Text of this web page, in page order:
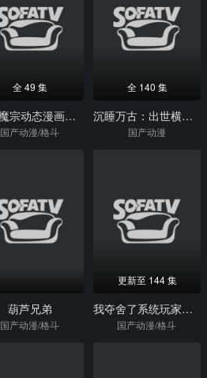
全 49 集
万道魔宗动态漫画第1季
国产动漫/格斗
全 140 集
沉睡万古：出世横推诸天动态漫画
国产动漫
葫芦兄弟
国产动漫/格斗
更新至 144 集
我夺舍了系统玩家动态漫画
国产动漫/格斗